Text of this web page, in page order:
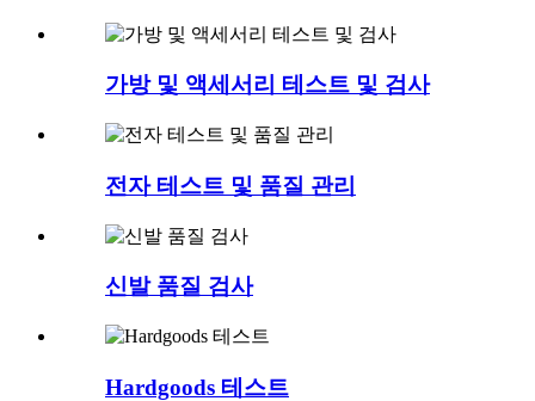
가방 및 액세서리 테스트 및 검사
전자 테스트 및 품질 관리
신발 품질 검사
Hardgoods 테스트